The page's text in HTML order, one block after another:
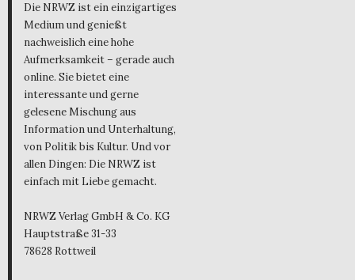
Die NRWZ ist ein einzigartiges
Medium und genießt
nachweislich eine hohe
Aufmerksamkeit – gerade auch
online. Sie bietet eine
interessante und gerne
gelesene Mischung aus
Information und Unterhaltung,
von Politik bis Kultur. Und vor
allen Dingen: Die NRWZ ist
einfach mit Liebe gemacht.
NRWZ Verlag GmbH & Co. KG
Hauptstraße 31-33
78628 Rottweil